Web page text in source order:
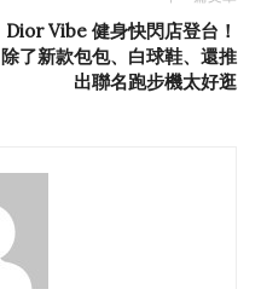
Dior Vibe 健身快閃店登台！
除了新款包包、白球鞋、還推
出聯名跑步機太好逛